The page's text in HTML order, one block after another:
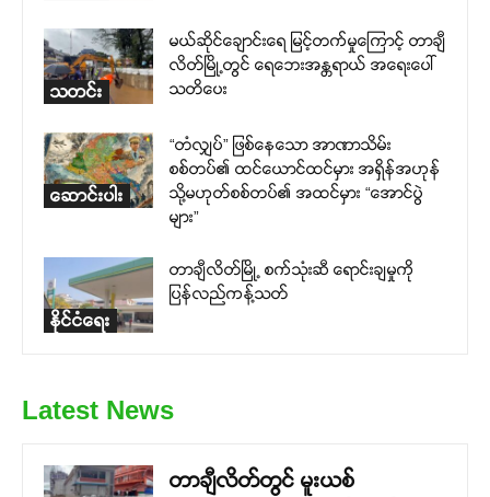
သတင်း
မယ်ဆိုင်ချောင်းရေ မြင့်တက်မှုကြောင့် တာချီ
လိတ်မြို့တွင် ရေဘေးအန္တရာယ် အရေးပေါ်
သတိပေး
ဆောင်းပါး
“တံလျှပ်” ဖြစ်နေသော အာဏာသိမ်း
စစ်တပ်၏ ထင်ယောင်ထင်မှား အရှိန်အဟုန်
သို့မဟုတ်စစ်တပ်၏ အထင်မှား “အောင်ပွဲ
များ”
နိုင်ငံရေး
တာချီလိတ်မြို့ စက်သုံးဆီ ရောင်းချမှုကို
ပြန်လည်ကန့်သတ်
Latest News
တာချီလိတ်တွင် မူးယစ်